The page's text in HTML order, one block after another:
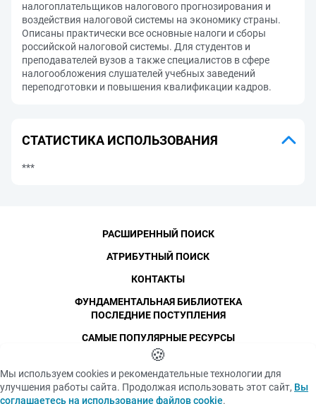
налогоплательщиков налогового прогнозирования и
воздействия налоговой системы на экономику страны.
Описаны практически все основные налоги и сборы
российской налоговой системы. Для студентов и
преподавателей вузов а также специалистов в сфере
налогообложения слушателей учебных заведений
переподготовки и повышения квалификации кадров.
СТАТИСТИКА ИСПОЛЬЗОВАНИЯ
***
СПбПУ, 1996-2026
Авторские права и персональные данные
Фотографии размещены с согласия
изображённых лиц в соответствии
Политика конфиденциальности
РАСШИРЕННЫЙ ПОИСК
АТРИБУТНЫЙ ПОИСК
КОНТАКТЫ
ФУНДАМЕНТАЛЬНАЯ БИБЛИОТЕКА
ПОСЛЕДНИЕ ПОСТУПЛЕНИЯ
САМЫЕ ПОПУЛЯРНЫЕ РЕСУРСЫ
🍪
Мы используем cookies и рекомендательные технологии для
улучшения работы сайта. Продолжая использовать этот сайт, Вы
соглашаетесь на использование файлов cookie.